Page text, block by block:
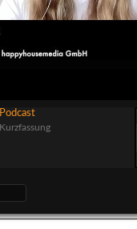
Podcast
Kurzfassung